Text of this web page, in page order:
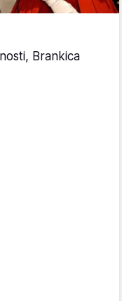
Brankica